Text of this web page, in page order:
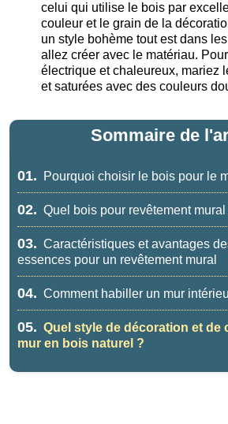
celui qui utilise le bois par
couleur et le grain de la
un style bohème tout est dans
allez créer avec le matériau.
électrique et chaleureux, mariez
et saturées avec des couleurs
Sommaire de
01. Pourquoi choisir le bois pour le
02. Quel bois pour revêtement mural
03. Caractéristiques et avantages
essences pour un revêtement mural
04. Comment habiller un mur
05. Quel style de décoration et de
mur en bois naturel ?